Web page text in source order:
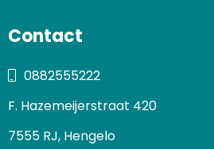
Contact
0882555222
F. Hazemeijerstraat 420
7555 RJ, Hengelo